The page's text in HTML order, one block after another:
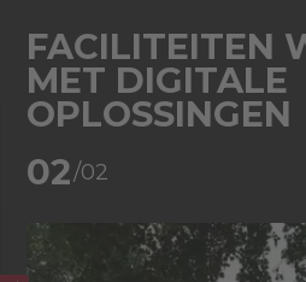
FACILITEITEN
MET DIGITALE
OPLOSSINGEN
02/02